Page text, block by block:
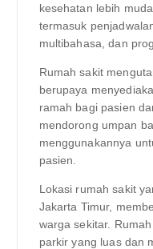
kesehatan lebih
termasuk
multibahasa, dan
Rumah sakit
berupaya
ramah bagi pasien
mendorong umpan
menggunakannya
pasien.
Lokasi rumah sakit
Jakarta Timur,
warga sekitar.
parkir yang luas dan